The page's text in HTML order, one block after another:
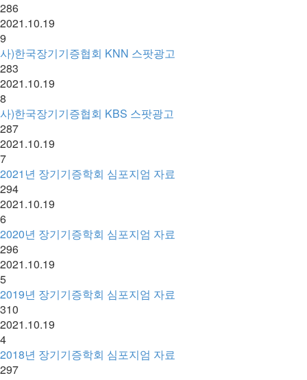
286
2021.10.19
9
사)한국장기기증협회 KNN 스팟광고
283
2021.10.19
8
사)한국장기기증협회 KBS 스팟광고
287
2021.10.19
7
2021년 장기기증학회 심포지엄 자료
294
2021.10.19
6
2020년 장기기증학회 심포지엄 자료
296
2021.10.19
5
2019년 장기기증학회 심포지엄 자료
310
2021.10.19
4
2018년 장기기증학회 심포지엄 자료
297